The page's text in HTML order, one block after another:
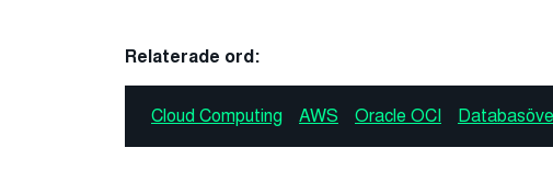
Relaterade ord:
Cloud Computing AWS Oracle OCI